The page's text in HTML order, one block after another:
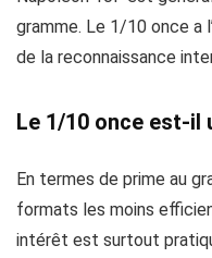
gramme. Le 1/10 once a
de la reconnaissance
Le 1/10 once est-il
En termes de prime au
formats les moins
intérêt est surtout